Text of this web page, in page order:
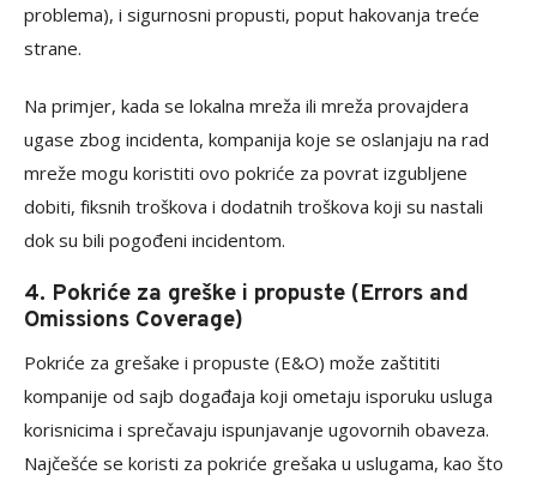
problema), i sigurnosni propusti, poput hakovanja treće
strane.
Na primjer, kada se lokalna mreža ili mreža provajdera
ugase zbog incidenta, kompanija koje se oslanjaju na rad
mreže mogu koristiti ovo pokriće za povrat izgubljene
dobiti, fiksnih troškova i dodatnih troškova koji su nastali
dok su bili pogođeni incidentom.
4. Pokriće za greške i propuste (Errors and
Omissions Coverage)
Pokriće za grešake i propuste (E&O) može zaštititi
kompanije od sajb događaja koji ometaju isporuku usluga
korisnicima i sprečavaju ispunjavanje ugovornih obaveza.
Najčešće se koristi za pokriće grešaka u uslugama, kao što